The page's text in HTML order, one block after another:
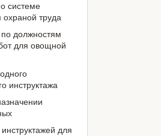
системе
охраной труда
по должностям
для овощной
инструктажа
для